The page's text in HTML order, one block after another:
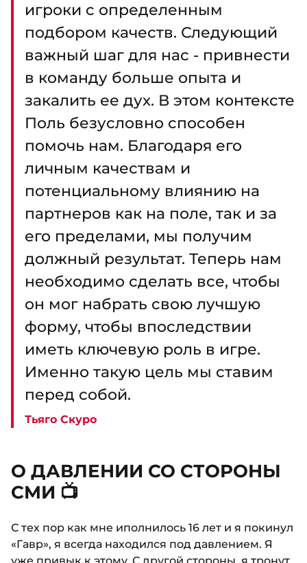
игроки с определенным
подбором качеств. Следующий
важный шаг для нас - привнести
в команду больше опыта и
закалить ее дух. В этом контексте
Поль безусловно способен
помочь нам. Благодаря его
личным качествам и
потенциальному влиянию на
партнеров как на поле, так и за
его пределами, мы получим
должный результат. Теперь нам
необходимо сделать все, чтобы
он мог набрать свою лучшую
форму, чтобы впоследствии
иметь ключевую роль в игре.
Именно такую цель мы ставим
перед собой.
Тьяго Скуро
О ДАВЛЕНИИ СО СТОРОНЫ
СМИ 📺
С тех пор как мне иполнилось 16 лет и я покинул
«Гавр», я всегда находился под давлением. Я